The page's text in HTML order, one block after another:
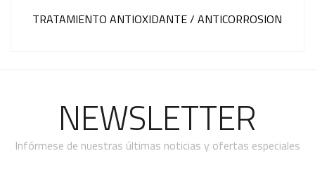
TRATAMIENTO ANTIOXIDANTE / ANTICORROSION
NEWSLETTER
Infórmese de nuestras últimas noticias y ofertas especiales